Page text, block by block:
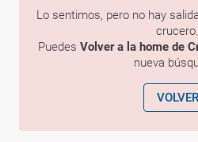
Lo sentimos, pero no hay
crucero.
Puedes Volver a la home de
nueva
VOLVER